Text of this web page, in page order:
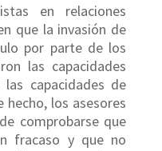
en relaciones
que la invasión de
por parte de los
las capacidades
capacidades de
hecho, los asesores
comprobarse que
fracaso y que no